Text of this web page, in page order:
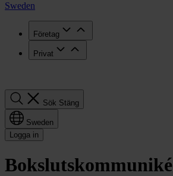
Sweden
Företag
Privat
Sök Stäng
Sweden
Logga in
Bokslutskommuniké